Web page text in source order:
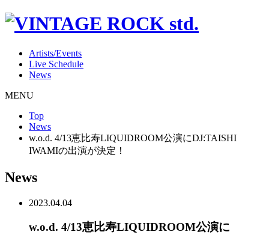
Artists/Events
Live Schedule
News
MENU
Top
News
w.o.d. 4/13恵比寿LIQUIDROOM公演にDJ:TAISHI
IWAMIの出演が決定！
News
2023.04.04
w.o.d. 4/13恵比寿LIQUIDROOM公演に